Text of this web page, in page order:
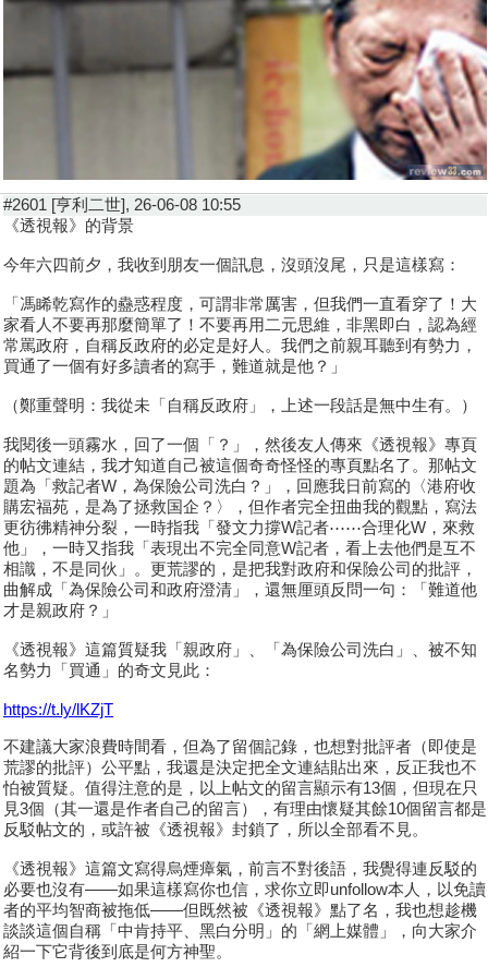
#2601 [亨利二世], 26-06-08 10:55
《透視報》的背景
今年六四前夕，我收到朋友一個訊息，沒頭沒尾，只是這樣寫：
「馮睎乾寫作的蠱惑程度，可謂非常厲害，但我們一直看穿了！大
家看人不要再那麼簡單了！不要再用二元思維，非黑即白，認為經
常罵政府，自稱反政府的必定是好人。我們之前親耳聽到有勢力，
買通了一個有好多讀者的寫手，難道就是他？」
（鄭重聲明：我從未「自稱反政府」，上述一段話是無中生有。）
我閱後一頭霧水，回了一個「？」，然後友人傳來《透視報》專頁
的帖文連結，我才知道自己被這個奇奇怪怪的專頁點名了。那帖文
題為「救記者W，為保險公司洗白？」，回應我日前寫的〈港府收
購宏福苑，是為了拯救国企？〉，但作者完全扭曲我的觀點，寫法
更彷彿精神分裂，一時指我「發文力撐W記者⋯⋯合理化W，來救
他」，一時又指我「表現出不完全同意W記者，看上去他們是互不
相識，不是同伙」。更荒謬的，是把我對政府和保險公司的批評，
曲解成「為保險公司和政府澄清」，還無厘頭反問一句：「難道他
才是親政府？」
《透視報》這篇質疑我「親政府」、「為保險公司洗白」、被不知
名勢力「買通」的奇文見此：
https://t.ly/lKZjT
不建議大家浪費時間看，但為了留個記錄，也想對批評者（即使是
荒謬的批評）公平點，我還是決定把全文連結貼出來，反正我也不
怕被質疑。值得注意的是，以上帖文的留言顯示有13個，但現在只
見3個（其一還是作者自己的留言），有理由懷疑其餘10個留言都是
反駁帖文的，或許被《透視報》封鎖了，所以全部看不見。
《透視報》這篇文寫得烏煙瘴氣，前言不對後語，我覺得連反駁的
必要也沒有——如果這樣寫你也信，求你立即unfollow本人，以免讀
者的平均智商被拖低——但既然被《透視報》點了名，我也想趁機
談談這個自稱「中肯持平、黑白分明」的「網上媒體」，向大家介
紹一下它背後到底是何方神聖。